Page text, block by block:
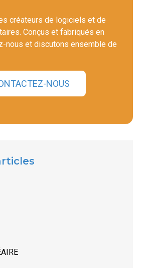
créateurs de logiciels et de
Conçus et fabriqués en
nous et discutons ensemble de
NOUS